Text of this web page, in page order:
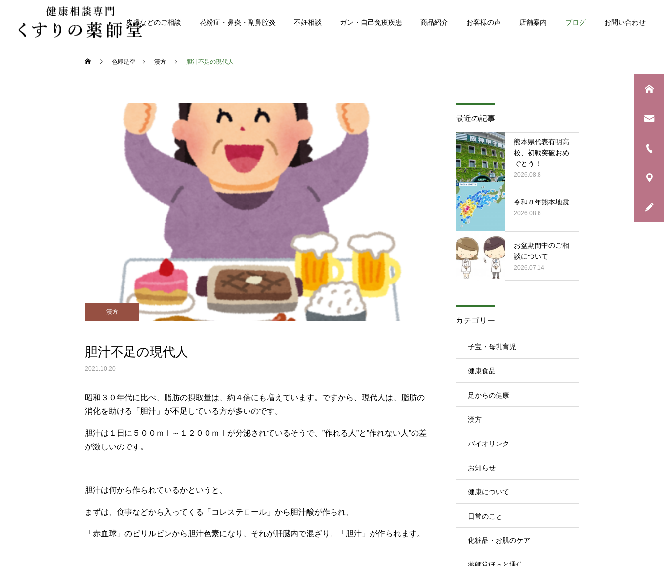
皮膚などのご相談 花粉症・鼻炎・副鼻腔炎 不妊相談 ガン・自己免疫疾患 商品紹介 お客様の声 店舗案内 ブログ お問い合わせ
日常のこと
熊本県代表有明高校、初戦
突破おめでとう！
令和８年熊本地震
お知らせ
夏の頭痛におすすめのドリ
ンク！
息子の野球生活が終わりま
色即是空 漢方 胆汁不足の現代人
漢方
胆汁不足の現代人
2021.10.20
昭和３０年代に比べ、脂肪の摂取量は、約４倍にも増えています。ですから、現代人は、脂肪の
消化を助ける「胆汁」が不足している方が多いのです。
胆汁は１日に５００ｍｌ～１２００ｍｌが分泌されているそうで、”作れる人”と”作れない人”の差
が激しいのです。
胆汁は何から作られているかというと、
まずは、食事などから入ってくる「コレステロール」から胆汁酸が作られ、
「赤血球」のビリルビンから胆汁色素になり、それが肝臓内で混ざり、「胆汁」が作られます。
最近の記事
熊本県代表有明高
校、初戦突破おめ
でとう！
2026.08.8
令和８年熊本地震
2026.08.6
お盆期間中のご相
談について
2026.07.14
カテゴリー
子宝・母乳育児
健康食品
足からの健康
漢方
バイオリンク
お知らせ
健康について
日常のこと
化粧品・お肌のケア